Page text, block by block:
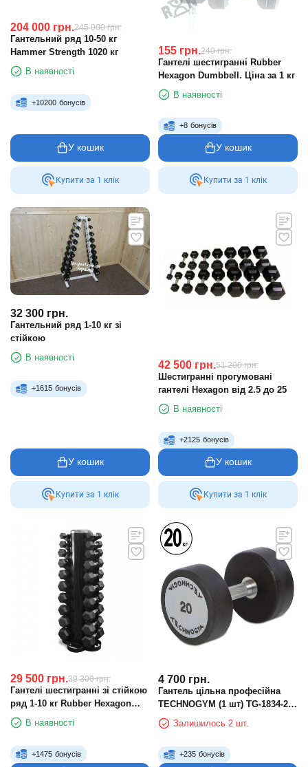
204 000 грн.245 000 грн.
Гантельний ряд 10-50 кг
Hammer Strength 1020 кг
В наявності
+10200 бонусів
У кошик
Купити за 1 клiк
155 грн.240 грн.
Гантелі шестигранні Rubber
Hexagon Dumbbell. Ціна за 1 кг
В наявності
+8 бонусів
У кошик
Купити за 1 клiк
32 300 грн.
Гантельний ряд 1-10 кг зі
стійкою
В наявності
+1615 бонусів
У кошик
Купити за 1 клiк
42 500 грн.51 200 грн.
Шестигранні прогумовані
гантелі Hexagon від 2.5 до 25
В наявності
+2125 бонусів
У кошик
Купити за 1 клiк
29 500 грн.39 300 грн.
Гантелі шестигранні зі стійкою
ряд 1-10 кг Rubber Hexagon
Dumbbell
В наявності
+1475 бонусів
4 700 грн.
Гантель цільна професійна
TECHNOGYM (1 шт) TG-1834-20
20 кг (поліуретанове покриття,
вага 20 кг)
Залишилось 2 шт.
+235 бонусів